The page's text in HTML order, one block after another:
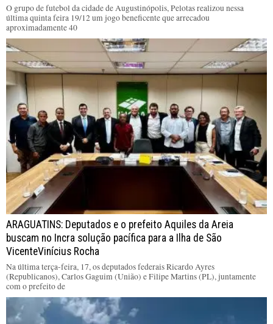
O grupo de futebol da cidade de Augustinópolis, Pelotas realizou nessa
última quinta feira 19/12 um jogo beneficente que arrecadou
aproximadamente 40
ARAGUATINS: Deputados e o prefeito Aquiles da Areia
buscam no Incra solução pacífica para a Ilha de São
VicenteVinícius Rocha
Na última terça-feira, 17, os deputados federais Ricardo Ayres
(Republicanos), Carlos Gaguim (União) e Filipe Martins (PL), juntamente
com o prefeito de